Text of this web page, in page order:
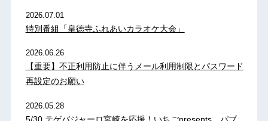
2026.07.01
特別番組「皇徳寺ふれあいカラオケ大会」
2026.06.26
【重要】不正利用防止に伴うメール利用制限とパスワード
再設定のお願い
2026.05.28
5/30 テゲバジャーロ宮崎を応援！いちごpresents パブ